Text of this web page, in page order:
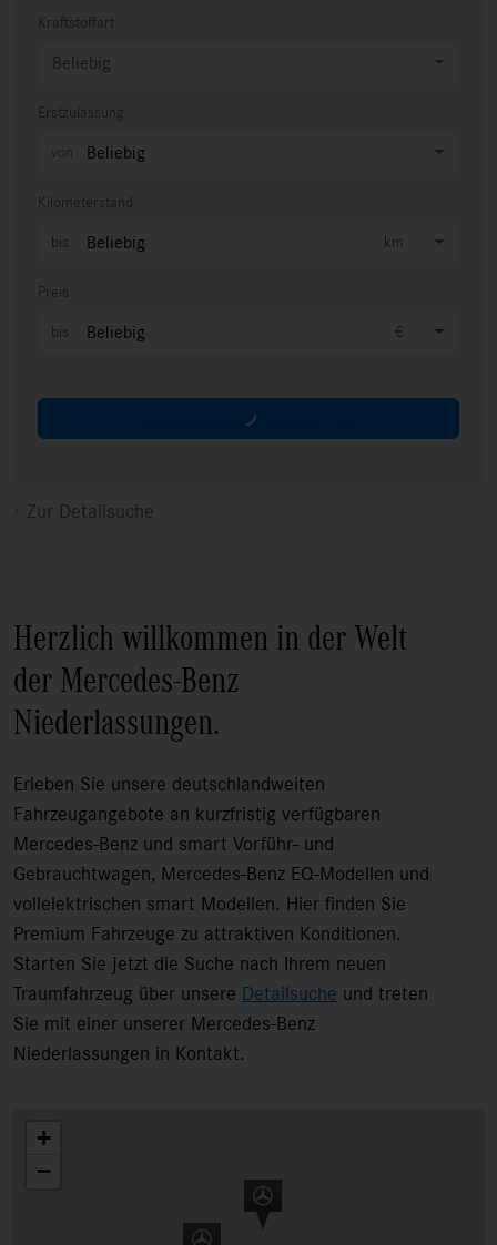
Kraftstoffart
Beliebig
Erstzulassung
Beliebig
Kilometerstand
Beliebig
Preis
Beliebig
7.200 Fahrzeuge anzeigen
Zur Detailsuche
Herzlich willkommen in der Welt
der Mercedes-Benz
Niederlassungen.
Erleben Sie unsere deutschlandweiten
Fahrzeugangebote an kurzfristig verfügbaren
Mercedes-Benz und smart Vorführ- und
Gebrauchtwagen, Mercedes-Benz EQ-Modellen und
vollelektrischen smart Modellen. Hier finden Sie
Premium Fahrzeuge zu attraktiven Konditionen.
Starten Sie jetzt die Suche nach Ihrem neuen
Traumfahrzeug über unsere Detailsuche und treten
Sie mit einer unserer Mercedes-Benz
Niederlassungen in Kontakt.
+
−